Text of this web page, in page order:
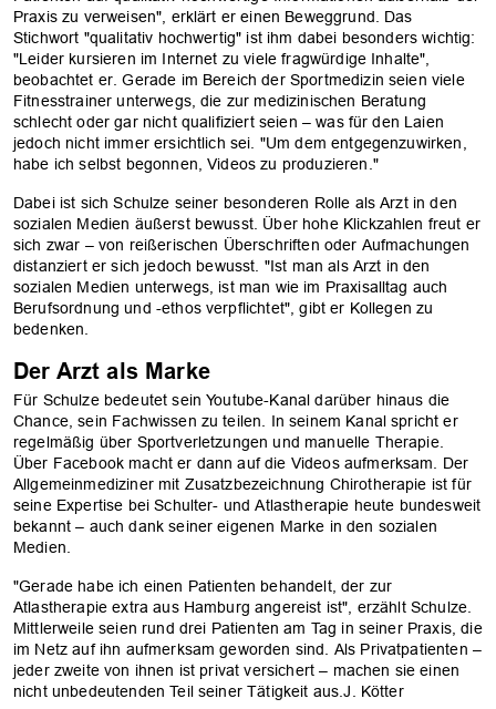
OK
Praxis zu verweisen", erklärt er einen Beweggrund. Das
Stichwort "qualitativ hochwertig" ist ihm dabei besonders wichtig:
"Leider kursieren im Internet zu viele fragwürdige Inhalte",
beobachtet er. Gerade im Bereich der Sportmedizin seien viele
Fitnesstrainer unterwegs, die zur medizinischen Beratung
schlecht oder gar nicht qualifiziert seien – was für den Laien
jedoch nicht immer ersichtlich sei. "Um dem entgegenzuwirken,
habe ich selbst begonnen, Videos zu produzieren."
Dabei ist sich Schulze seiner besonderen Rolle als Arzt in den
sozialen Medien äußerst bewusst. Über hohe Klickzahlen freut er
sich zwar – von reißerischen Überschriften oder Aufmachungen
distanziert er sich jedoch bewusst. "Ist man als Arzt in den
sozialen Medien unterwegs, ist man wie im Praxisalltag auch
Berufsordnung und -ethos verpflichtet", gibt er Kollegen zu
bedenken.
Der Arzt als Marke
Für Schulze bedeutet sein Youtube-Kanal darüber hinaus die
Chance, sein Fachwissen zu teilen. In seinem Kanal spricht er
regelmäßig über Sportverletzungen und manuelle Therapie.
Über Facebook macht er dann auf die Videos aufmerksam. Der
Allgemeinmediziner mit Zusatzbezeichnung Chirotherapie ist für
seine Expertise bei Schulter- und Atlastherapie heute bundesweit
bekannt – auch dank seiner eigenen Marke in den sozialen
Medien.
"Gerade habe ich einen Patienten behandelt, der zur
Atlastherapie extra aus Hamburg angereist ist", erzählt Schulze.
Mittlerweile seien rund drei Patienten am Tag in seiner Praxis, die
im Netz auf ihn aufmerksam geworden sind. Als Privatpatienten –
jeder zweite von ihnen ist privat versichert – machen sie einen
nicht unbedeutenden Teil seiner Tätigkeit aus.J. Kötter